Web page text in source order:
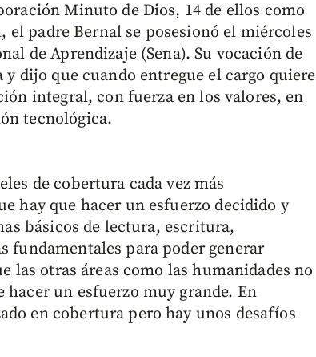
Minuto de Dios, 14 de ellos como
padre Bernal se posesionó el miércoles
de Aprendizaje (Sena). Su vocación de
dijo que cuando entregue el cargo quiere
integral, con fuerza en los valores, en
tecnológica.
de cobertura cada vez más
hay que hacer un esfuerzo decidido y
básicos de lectura, escritura,
fundamentales para poder generar
las otras áreas como las humanidades no
un esfuerzo muy grande. En
en cobertura pero hay unos desafíos